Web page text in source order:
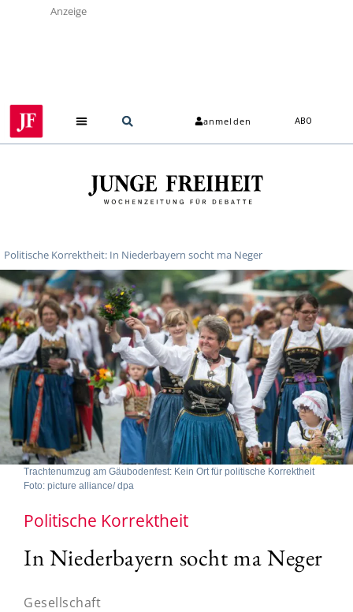
Anzeige
anmelden ABO
Politische Korrektheit: In Niederbayern socht ma Neger
Trachtenumzug am Gäubodenfest: Kein Ort für politische Korrektheit
Foto: picture alliance/ dpa
Politische Korrektheit
In Niederbayern socht ma Neger
Gesellschaft